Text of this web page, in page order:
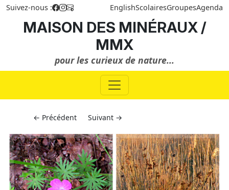
Suivez-nous : EnglishScolairesGroupesAgenda
MAISON DES MINÉRAUX /
MMX
pour les curieux de nature...
← Précédent Suivant →